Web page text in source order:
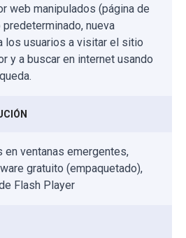
web manipulados (página de
nueva
los usuarios a visitar el sitio
y a buscar en internet usando
en ventanas emergentes,
gratuito (empaquetado),
Flash Player